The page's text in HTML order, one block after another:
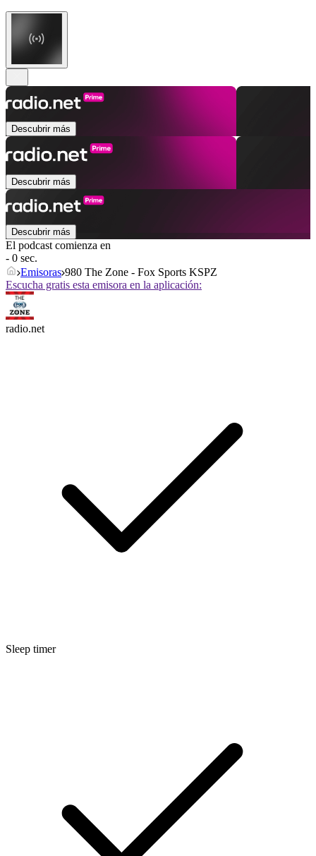
Descubrir más
Descubrir más
Descubrir más
El podcast comienza en
- 0 sec.
Emisoras 980 The Zone - Fox Sports KSPZ
Escucha gratis esta emisora en la aplicación:
radio.net
Sleep timer